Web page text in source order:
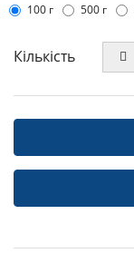
100 г 500 г
Кількість